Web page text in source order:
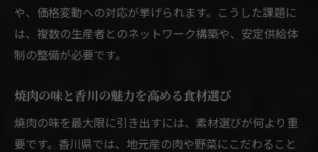
や、価格変動への対応が挙げられます。こうした課題に
は、複数の生産者とのネットワーク構築や、安定供給体
制の整備が必要です。
焼肉の味と香川の魅力を高める食材選び
焼肉の味を最大限に引き出すには、素材選びが何より重
要です。香川県では、地元産の肉や野菜にこだわること